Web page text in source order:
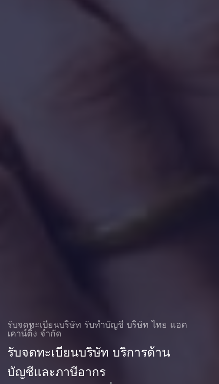
รับจดทะเบียนบริษัท รับทําบัญชี บริษัท ไทย แอค
เคาน์ติ้ง จำกัด
รับจดทะเบียนบริษัท บริการด้าน
บัญชีและภาษีอากร